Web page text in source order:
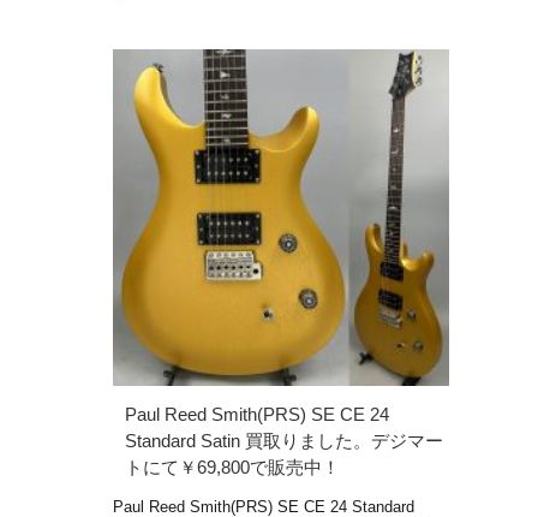
Paul Reed Smith(PRS) SE CE 24
Standard Satin 買取りました。デジマー
トにて￥69,800で販売中！
Paul Reed Smith(PRS) SE CE 24 Standard